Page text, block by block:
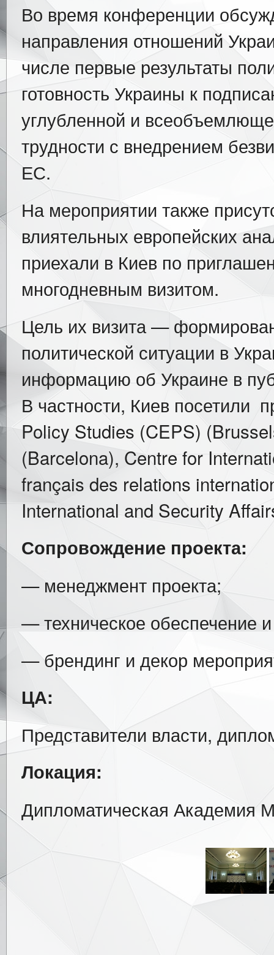
Во время конференции
направления отношений
числе первые результаты
готовность Украины к
углубленной и
трудности с внедрением
ЕС.
На мероприятии также
влиятельных европейских
приехали в Киев по
многодневным визитом.
Цель их визита —
политической ситуации в
информацию об Украине в
В частности, Киев посетили
Policy Studies (CEPS)
(Barcelona), Centre for
français des relations
International and Security
Сопровождение проекта:
— менеджмент проекта;
— техническое обеспечение
— брендинг и декор
ЦА:
Представители власти,
Локация:
Дипломатическая Академия